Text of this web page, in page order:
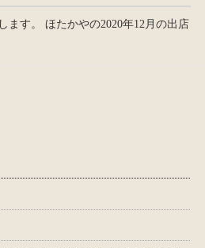
ます。 ほたかやの2020年12月の出店